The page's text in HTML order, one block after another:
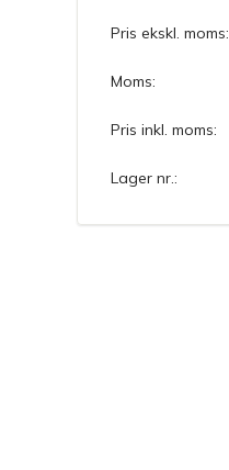
Pris ekskl. moms:
Moms:
Pris inkl. moms:
Lager nr.: